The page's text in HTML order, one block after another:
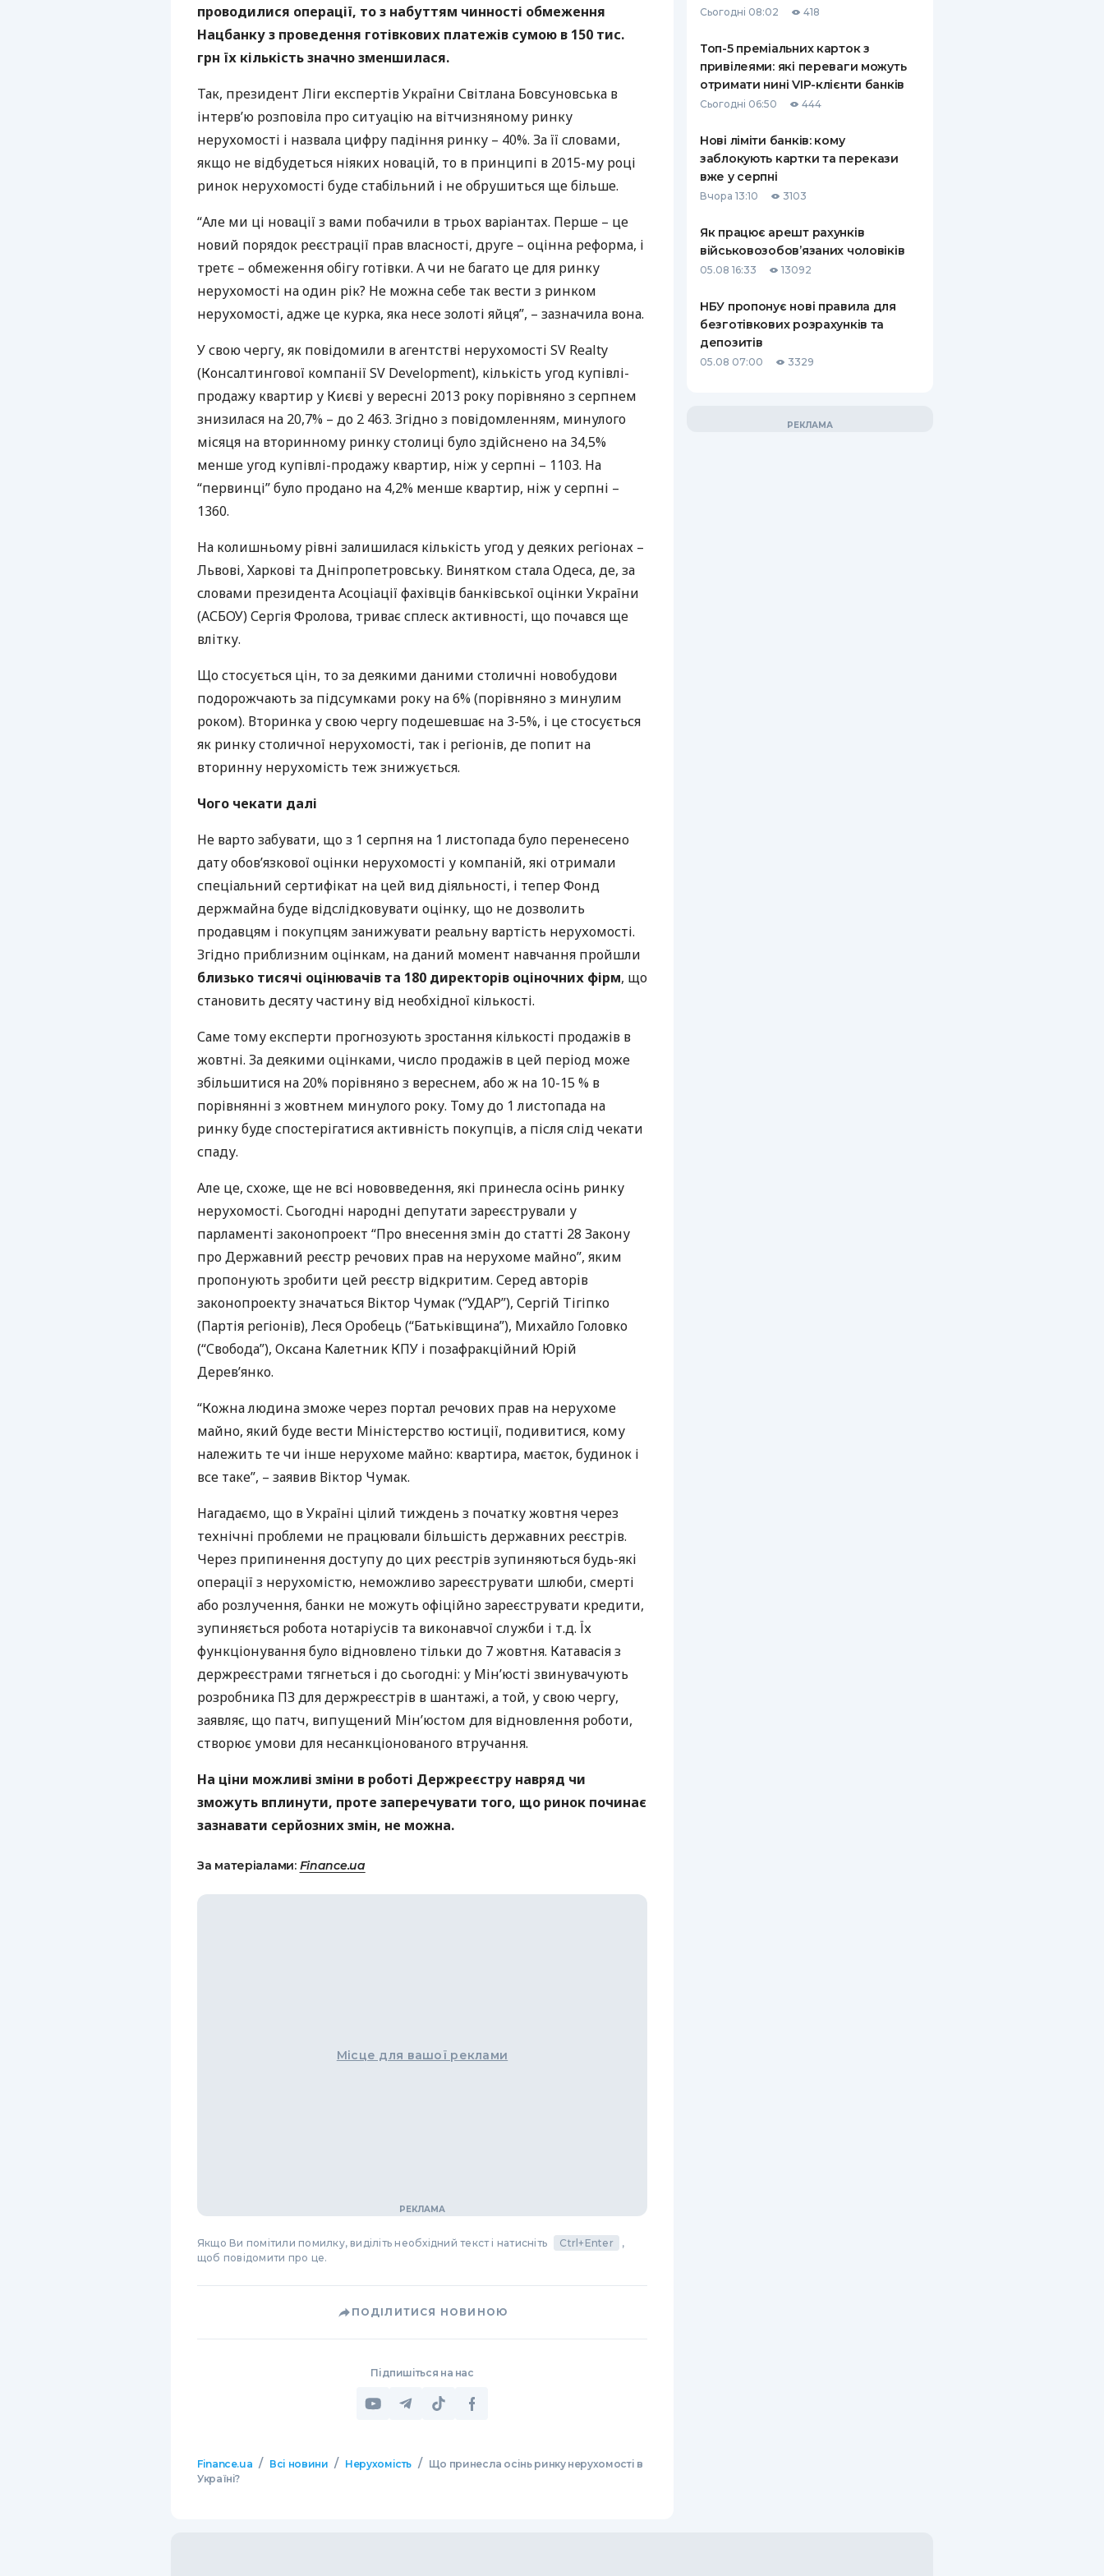
КАРТОК
КЕШБЕКУ
ПУТІВНИКИ ПО
БАНКІВСЬКИХ КАРТКАХ
ВСІ СТРАХОВІ ПОЛІСИ
СТРАХОВІ КОМПАНІЇ
ВІДГУКИ ПРО СТРАХОВІ
КОМПАНІЇ
проводилися операції, то з набуттям чинності обмеження
Нацбанку з проведення готівкових платежів сумою в 150 тис.
грн їх кількість значно зменшилася.
Так, президент Ліги експертів України Світлана Бовсуновська в
інтерв’ю розповіла про ситуацію на вітчизняному ринку
нерухомості і назвала цифру падіння ринку – 40%. За її словами,
якщо не відбудеться ніяких новацій, то в принципі в 2015-му році
ринок нерухомості буде стабільний і не обрушиться ще більше.
“Але ми ці новації з вами побачили в трьох варіантах. Перше – це
новий порядок реєстрації прав власності, друге – оцінна реформа, і
третє – обмеження обігу готівки. А чи не багато це для ринку
нерухомості на один рік? Не можна себе так вести з ринком
нерухомості, адже це курка, яка несе золоті яйця”, – зазначила вона.
У свою чергу, як повідомили в агентстві нерухомості SV Realty
(Консалтингової компанії SV Development), кількість угод купівлі-
продажу квартир у Києві у вересні 2013 року порівняно з серпнем
знизилася на 20,7% – до 2 463. Згідно з повідомленням, минулого
місяця на вторинному ринку столиці було здійснено на 34,5%
менше угод купівлі-продажу квартир, ніж у серпні – 1103. На
“первинці” було продано на 4,2% менше квартир, ніж у серпні –
1360.
На колишньому рівні залишилася кількість угод у деяких регіонах –
Львові, Харкові та Дніпропетровську. Винятком стала Одеса, де, за
словами президента Асоціації фахівців банківської оцінки України
(АСБОУ) Сергія Фролова, триває сплеск активності, що почався ще
влітку.
Що стосується цін, то за деякими даними столичні новобудови
подорожчають за підсумками року на 6% (порівняно з минулим
роком). Вторинка у свою чергу подешевшає на 3-5%, і це стосується
як ринку столичної нерухомості, так і регіонів, де попит на
вторинну нерухомість теж знижується.
Чого чекати далі
Не варто забувати, що з 1 серпня на 1 листопада було перенесено
дату обов’язкової оцінки нерухомості у компаній, які отримали
спеціальний сертифікат на цей вид діяльності, і тепер Фонд
держмайна буде відслідковувати оцінку, що не дозволить
продавцям і покупцям занижувати реальну вартість нерухомості.
Згідно приблизним оцінкам, на даний момент навчання пройшли
близько тисячі оцінювачів та 180 директорів оціночних фірм, що
становить десяту частину від необхідної кількості.
Саме тому експерти прогнозують зростання кількості продажів в
жовтні. За деякими оцінками, число продажів в цей період може
збільшитися на 20% порівняно з вереснем, або ж на 10-15 % в
порівнянні з жовтнем минулого року. Тому до 1 листопада на
ринку буде спостерігатися активність покупців, а після слід чекати
спаду.
Але це, схоже, ще не всі нововведення, які принесла осінь ринку
нерухомості. Сьогодні народні депутати зареєстрували у
парламенті законопроект “Про внесення змін до статті 28 Закону
про Державний реєстр речових прав на нерухоме майно”, яким
пропонують зробити цей реєстр відкритим. Серед авторів
законопроекту значаться Віктор Чумак (“УДАР”), Сергій Тігіпко
(Партія регіонів), Леся Оробець (“Батьківщина”), Михайло Головко
(“Свобода”), Оксана Калетник КПУ і позафракційний Юрій
Дерев’янко.
“Кожна людина зможе через портал речових прав на нерухоме
майно, який буде вести Міністерство юстиції, подивитися, кому
належить те чи інше нерухоме майно: квартира, маєток, будинок і
все таке”, – заявив Віктор Чумак.
Нагадаємо, що в Україні цілий тиждень з початку жовтня через
технічні проблеми не працювали більшість державних реєстрів.
Через припинення доступу до цих реєстрів зупиняються будь-які
операції з нерухомістю, неможливо зареєструвати шлюби, смерті
або розлучення, банки не можуть офіційно зареєструвати кредити,
зупиняється робота нотаріусів та виконавчої служби і т.д. Їх
функціонування було відновлено тільки до 7 жовтня. Катавасія з
держреєстрами тягнеться і до сьогодні: у Мін’юсті звинувачують
розробника ПЗ для держреєстрів в шантажі, а той, у свою чергу,
заявляє, що патч, випущений Мін’юстом для відновлення роботи,
створює умови для несанкціонованого втручання.
На ціни можливі зміни в роботі Держреєстру навряд чи
зможуть вплинути, проте заперечувати того, що ринок починає
зазнавати серйозних змін, не можна.
За матеріалами: Finance.ua
Місце для вашої реклами
Якщо Ви помітили помилку, виділіть необхідний текст і натисніть Ctrl+Enter
,
щоб повідомити про це.
ПОДІЛИТИСЯ НОВИНОЮ
Підпишіться на нас
Finance.ua / Всі новини / Нерухомість /
Що принесла осінь ринку нерухомості в
Україні?
Сьогодні 08:02 418
Топ-5 преміальних карток з
привілеями: які переваги можуть
отримати нині VIP-клієнти банків
Сьогодні 06:50 444
Нові ліміти банків: кому
заблокують картки та перекази
вже у серпні
Вчора 13:10 3103
Як працює арешт рахунків
військовозобов’язаних чоловіків
05.08 16:33 13092
НБУ пропонує нові правила для
безготівкових розрахунків та
депозитів
05.08 07:00 3329